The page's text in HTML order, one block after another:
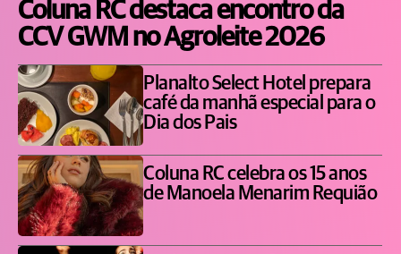
Coluna RC destaca encontro da
CCV GWM no Agroleite 2026
Planalto Select Hotel prepara
café da manhã especial para o
Dia dos Pais
Coluna RC celebra os 15 anos
de Manoela Menarim Requião